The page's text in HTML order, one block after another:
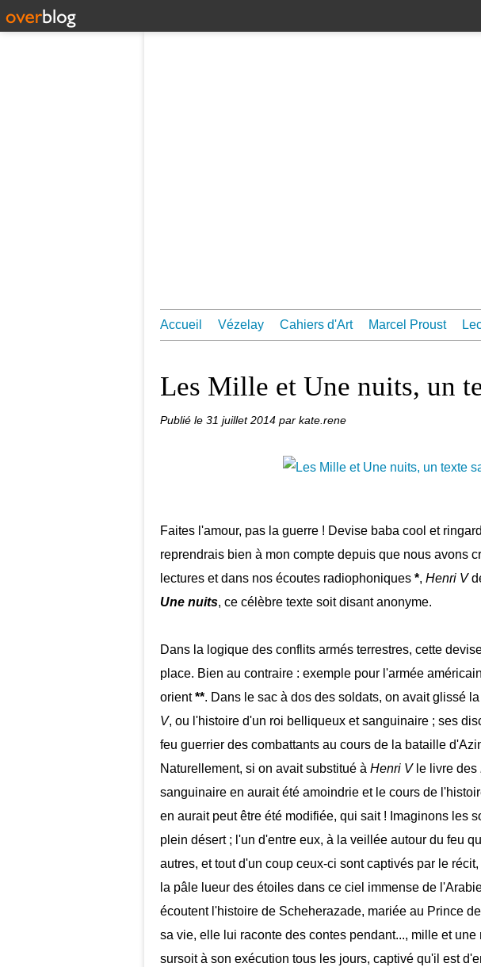
Accueil Vézelay Cahiers d'Art Marcel Proust
Les Mille et Une nuits, un
Publié le 31 juillet 2014 par kate.rene
Faites l'amour, pas la guerre ! Devise baba cool et
reprendrais bien à mon compte depuis que nous avons
lectures et dans nos écoutes radiophoniques *, Henri V
Une nuits, ce célèbre texte soit disant anonyme.
Dans la logique des conflits armés terrestres, cette
place. Bien au contraire : exemple pour l'armée
orient**. Dans le sac à dos des soldats, on avait glissé
V, ou l'histoire d'un roi belliqueux et sanguinaire ; ses
feu guerrier des combattants au cours de la bataille
Naturellement, si on avait substitué à Henri Vle livre des
sanguinaire en aurait été amoindrie et le cours de
en aurait peut être été modifiée, qui sait ! Imaginons les
plein désert ; l'un d'entre eux, à la veillée autour du feu
autres, et tout d'un coup ceux-ci sont captivés par le
la pâle lueur des étoiles dans ce ciel immense de
écoutent l'histoire de Scheherazade, mariée au Prince
sa vie, elle lui raconte des contes pendant..., mille et une
sursoit à son exécution tous les jours, captivé qu'il est